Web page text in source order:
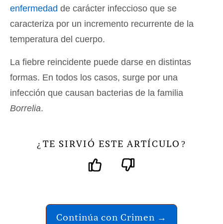
enfermedad de carácter infeccioso que se
caracteriza por un incremento recurrente de la
temperatura del cuerpo.
La fiebre reincidente puede darse en distintas
formas. En todos los casos, surge por una
infección que causan bacterias de la familia
Borrelia.
¿ TE SIRVIÓ ESTE ARTÍCULO ?
Continúa con Crimen →